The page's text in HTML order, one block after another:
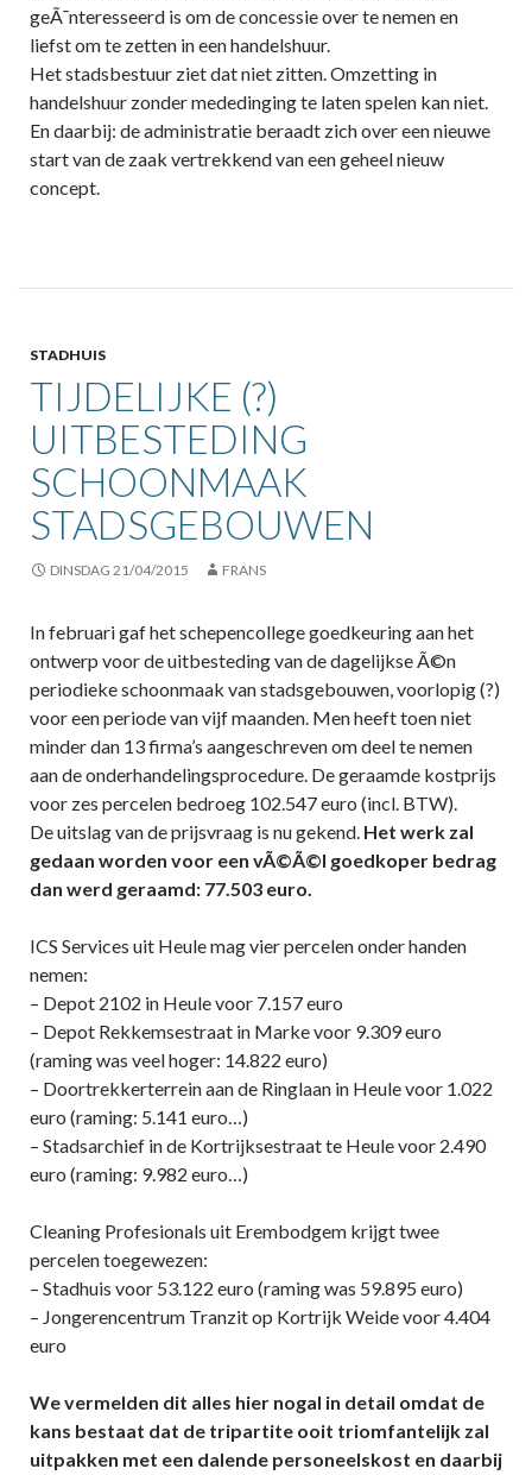
geÃ¯nteresseerd is om de concessie over te nemen en
liefst om te zetten in een handelshuur.
Het stadsbestuur ziet dat niet zitten. Omzetting in
handelshuur zonder mededinging te laten spelen kan niet.
En daarbij: de administratie beraadt zich over een nieuwe
start van de zaak vertrekkend van een geheel nieuw
concept.
STADHUIS
TIJDELIJKE (?)
UITBESTEDING
SCHOONMAAK
STADSGEBOUWEN
DINSDAG 21/04/2015 FRANS
In februari gaf het schepencollege goedkeuring aan het
ontwerp voor de uitbesteding van de dagelijkse Ã©n
periodieke schoonmaak van stadsgebouwen, voorlopig (?)
voor een periode van vijf maanden. Men heeft toen niet
minder dan 13 firma’s aangeschreven om deel te nemen
aan de onderhandelingsprocedure. De geraamde kostprijs
voor zes percelen bedroeg 102.547 euro (incl. BTW).
De uitslag van de prijsvraag is nu gekend. Het werk zal
gedaan worden voor een vÃ©Ã©l goedkoper bedrag
dan werd geraamd: 77.503 euro.
ICS Services uit Heule mag vier percelen onder handen
nemen:
– Depot 2102 in Heule voor 7.157 euro
– Depot Rekkemsestraat in Marke voor 9.309 euro
(raming was veel hoger: 14.822 euro)
– Doortrekkerterrein aan de Ringlaan in Heule voor 1.022
euro (raming: 5.141 euro…)
– Stadsarchief in de Kortrijksestraat te Heule voor 2.490
euro (raming: 9.982 euro…)
Cleaning Profesionals uit Erembodgem krijgt twee
percelen toegewezen:
– Stadhuis voor 53.122 euro (raming was 59.895 euro)
– Jongerencentrum Tranzit op Kortrijk Weide voor 4.404
euro
We vermelden dit alles hier nogal in detail omdat de
kans bestaat dat de tripartite ooit triomfantelijk zal
uitpakken met een dalende personeelskost en daarbij